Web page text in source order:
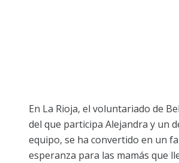
En La Rioja, el voluntariado de
del que participa Alejandra y un
equipo, se ha convertido en un
esperanza para las mamás que